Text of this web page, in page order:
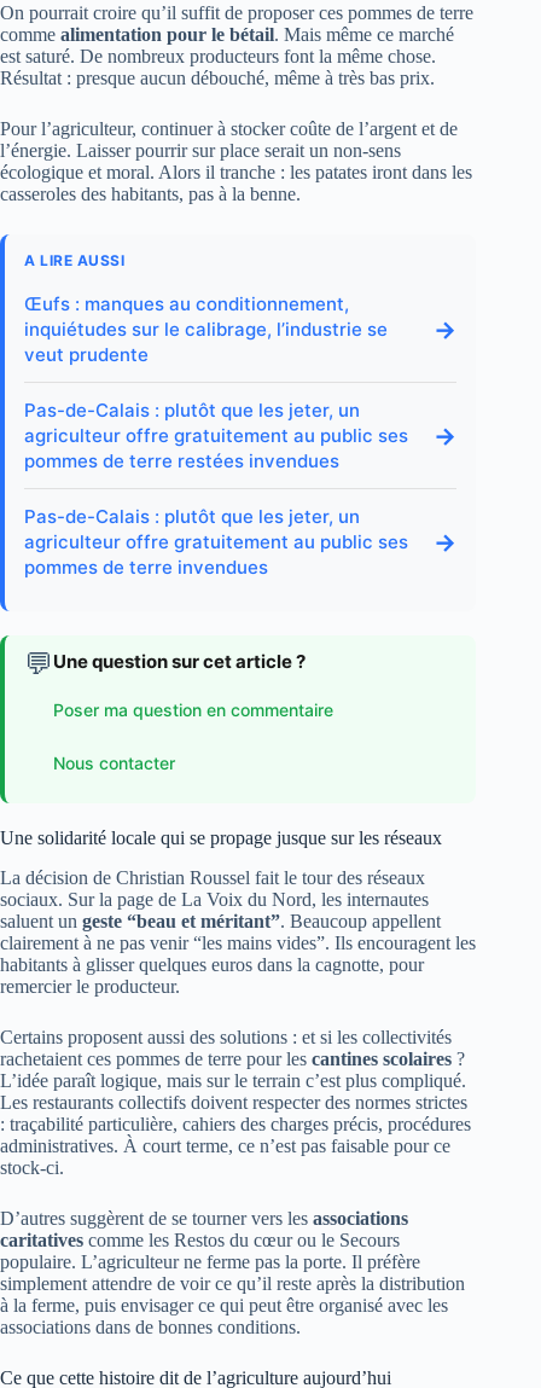
On pourrait croire qu’il suffit de proposer ces pommes de terre
comme alimentation pour le bétail. Mais même ce marché
est saturé. De nombreux producteurs font la même chose.
Résultat : presque aucun débouché, même à très bas prix.
Pour l’agriculteur, continuer à stocker coûte de l’argent et de
l’énergie. Laisser pourrir sur place serait un non-sens
écologique et moral. Alors il tranche : les patates iront dans les
casseroles des habitants, pas à la benne.
A LIRE AUSSI
Œufs : manques au conditionnement,
inquiétudes sur le calibrage, l’industrie se
veut prudente
→
Pas-de-Calais : plutôt que les jeter, un
agriculteur offre gratuitement au public ses
pommes de terre restées invendues
→
Pas-de-Calais : plutôt que les jeter, un
agriculteur offre gratuitement au public ses
pommes de terre invendues
→
💬 Une question sur cet article ?
Poser ma question en commentaire
Nous contacter
Une solidarité locale qui se propage jusque sur les réseaux
La décision de Christian Roussel fait le tour des réseaux
sociaux. Sur la page de La Voix du Nord, les internautes
saluent un geste “beau et méritant”. Beaucoup appellent
clairement à ne pas venir “les mains vides”. Ils encouragent les
habitants à glisser quelques euros dans la cagnotte, pour
remercier le producteur.
Certains proposent aussi des solutions : et si les collectivités
rachetaient ces pommes de terre pour les cantines scolaires ?
L’idée paraît logique, mais sur le terrain c’est plus compliqué.
Les restaurants collectifs doivent respecter des normes strictes
: traçabilité particulière, cahiers des charges précis, procédures
administratives. À court terme, ce n’est pas faisable pour ce
stock-ci.
D’autres suggèrent de se tourner vers les associations
caritatives comme les Restos du cœur ou le Secours
populaire. L’agriculteur ne ferme pas la porte. Il préfère
simplement attendre de voir ce qu’il reste après la distribution
à la ferme, puis envisager ce qui peut être organisé avec les
associations dans de bonnes conditions.
Ce que cette histoire dit de l’agriculture aujourd’hui